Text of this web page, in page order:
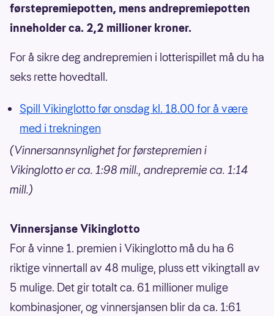
førstepremiepotten, mens andrepremiepotten
inneholder ca. 2,2 millioner kroner.
For å sikre deg andrepremien i lotterispillet må du ha
seks rette hovedtall.
Spill Vikinglotto før onsdag kl. 18.00 for å være
med i trekningen
(Vinnersannsynlighet for førstepremien i
Vikinglotto er ca. 1:98 mill., andrepremie ca. 1:14
mill.)
Vinnersjanse Vikinglotto
For å vinne 1. premien i Vikinglotto må du ha 6
riktige vinnertall av 48 mulige, pluss ett vikingtall av
5 mulige. Det gir totalt ca. 61 millioner mulige
kombinasjoner, og vinnersjansen blir da ca. 1:61